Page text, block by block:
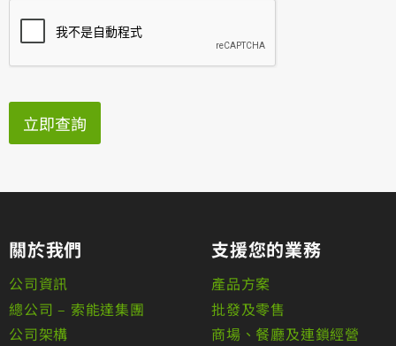
立即查詢
關於我們
公司資訊
總公司 – 索能達集團
公司架構
支援您的業務
產品方案
批發及零售
商場、餐廳及連鎖經營